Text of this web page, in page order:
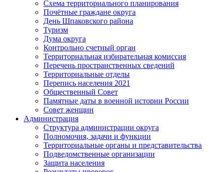
Схема территориального планирования
Почётные граждане округа
День Шпаковского района
Туризм
Дума округа
Контрольно счетный орган
Территориальная избирательная комиссия
Перечень пространственных сведений
Территориальные отделы
Перепись населения 2021
Общественный Совет
Памятные даты в военной истории России
Совет женщин
Администрация
Структура администрации округа
Полномочия, задачи и функции
Территориальные органы и представительства
Подведомственные организации
Защита населения